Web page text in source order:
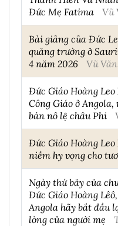
Đức Mẹ Fatima
Vũ
Bài giảng của Đức
quảng trường ở
4 năm 2026
Vũ
Đức Giáo Hoàng
Công Giáo ở
bán nô lệ châu Phi
Đức Giáo Hoàng Leo
niềm hy vọng cho
Ngày thứ bảy của
Đức Giáo Hoàng
Angola hãy bắt đầu
lòng của người mẹ